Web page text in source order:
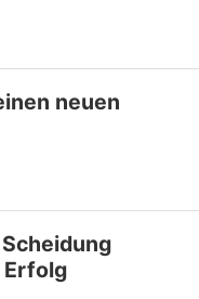
neuen
Erfolg